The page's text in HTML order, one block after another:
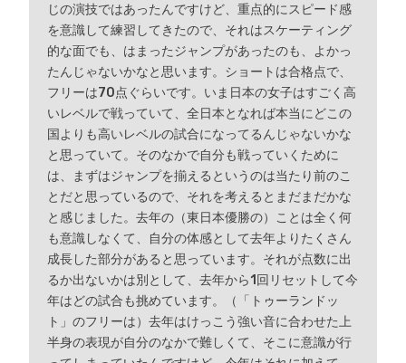
じの演技ではあったんですけど、重点的にスピード感
を意識して練習してきたので、それはスケーティング
的な面でも、はまったジャンプがあったのも、よかっ
たんじゃないかなと思います。ショートは合格点で、
フリーは70点ぐらいです。いま日本の女子はすごく高
いレベルで戦っていて、全日本となれば本当にどこの
国よりも高いレベルの試合になってるんじゃないかな
と思っていて。そのなかで自分も戦っていくために
は、まずはジャンプを揃えるというのは当たり前のこ
とだと思っているので、それを考えるとまだまだかな
と感じました。去年の（東日本優勝の）ことは全く何
も意識しなくて、自分の体感として去年よりたくさん
成長した部分があると思っています。それが点数に出
るか出ないかは別として、去年から1回リセットして今
年はどの試合も挑めています。（「トゥーランドッ
ト」のフリーは）去年はけっこう強い音に合わせた上
半身の表現が自分のなかで難しくて、そこに意識が行